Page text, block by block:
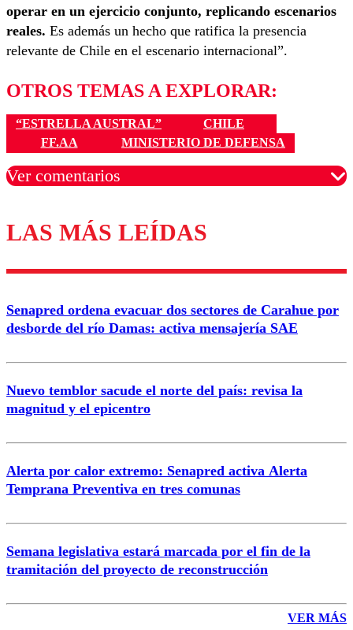
operar en un ejercicio conjunto, replicando escenarios
reales. Es además un hecho que ratifica la presencia
relevante de Chile en el escenario internacional”.
OTROS TEMAS A EXPLORAR:
“ESTRELLA AUSTRAL”
CHILE
FF.AA
MINISTERIO DE DEFENSA
Ver comentarios
Los comentarios son moderados para garantizar un
diálogo respetuoso.
Nombre
Correo
LAS MÁS LEÍDAS
Senapred ordena evacuar dos sectores de Carahue por
desborde del río Damas: activa mensajería SAE
Nuevo temblor sacude el norte del país: revisa la
magnitud y el epicentro
Alerta por calor extremo: Senapred activa Alerta
Temprana Preventiva en tres comunas
Semana legislativa estará marcada por el fin de la
tramitación del proyecto de reconstrucción
VER MÁS